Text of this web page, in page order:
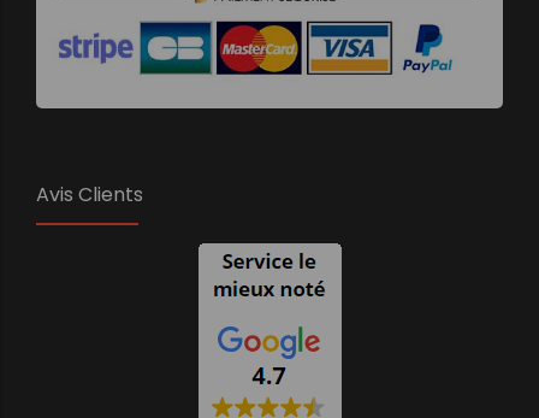
Avis Clients